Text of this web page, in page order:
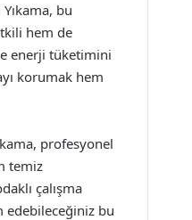
bu
hem de
enerji tüketimini
korumak hem
profesyonel
temiz
çalışma
edebileceğiniz bu